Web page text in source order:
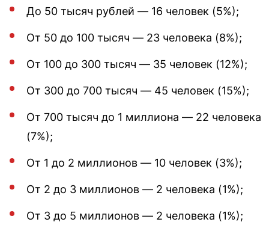
До 50 тысяч рублей — 16 человек (5%);
От 50 до 100 тысяч — 23 человека (8%);
От 100 до 300 тысяч — 35 человек (12%);
От 300 до 700 тысяч — 45 человек (15%);
От 700 тысяч до 1 миллиона — 22 человека
(7%);
От 1 до 2 миллионов — 10 человек (3%);
От 2 до 3 миллионов — 2 человека (1%);
От 3 до 5 миллионов — 2 человека (1%);